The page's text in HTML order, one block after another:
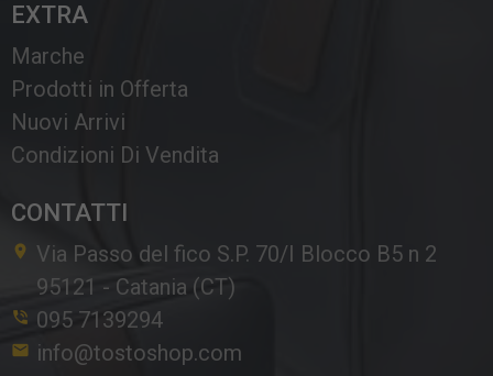
EXTRA
Marche
Prodotti in Offerta
Nuovi Arrivi
Condizioni Di Vendita
CONTATTI
Via Passo del fico S.P. 70/I Blocco B5 n 2
95121 - Catania (CT)
095 7139294
info@tostoshop.com